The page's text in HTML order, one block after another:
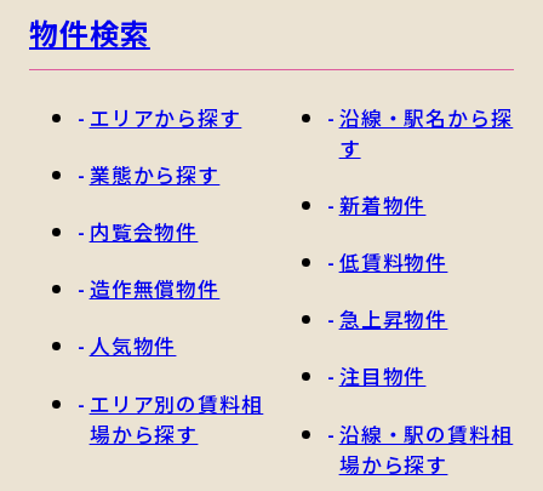
物件検索
エリアから探す
業態から探す
内覧会物件
造作無償物件
人気物件
エリア別の賃料相
場から探す
沿線・駅名から探
す
新着物件
低賃料物件
急上昇物件
注目物件
沿線・駅の賃料相
場から探す